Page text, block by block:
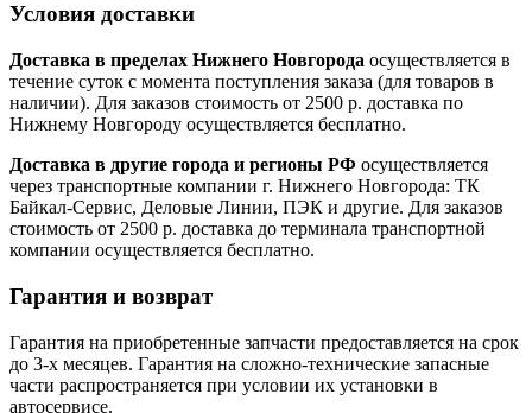
Условия доставки
Доставка в пределах Нижнего Новгорода осуществляется в
течение суток с момента поступления заказа (для товаров в
наличии). Для заказов стоимость от 2500 р. доставка по
Нижнему Новгороду осуществляется бесплатно.
Доставка в другие города и регионы РФ осуществляется
через транспортные компании г. Нижнего Новгорода: ТК
Байкал-Сервис, Деловые Линии, ПЭК и другие. Для заказов
стоимость от 2500 р. доставка до терминала транспортной
компании осуществляется бесплатно.
Гарантия и возврат
Гарантия на приобретенные запчасти предоставляется на срок
до 3-х месяцев. Гарантия на сложно-технические запасные
части распространяется при условии их установки в
автосервисе.